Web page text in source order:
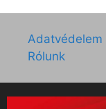
Adatvédelem
Rólunk